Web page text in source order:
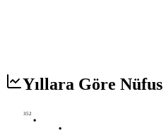
Yıllara Göre Nüfus
352